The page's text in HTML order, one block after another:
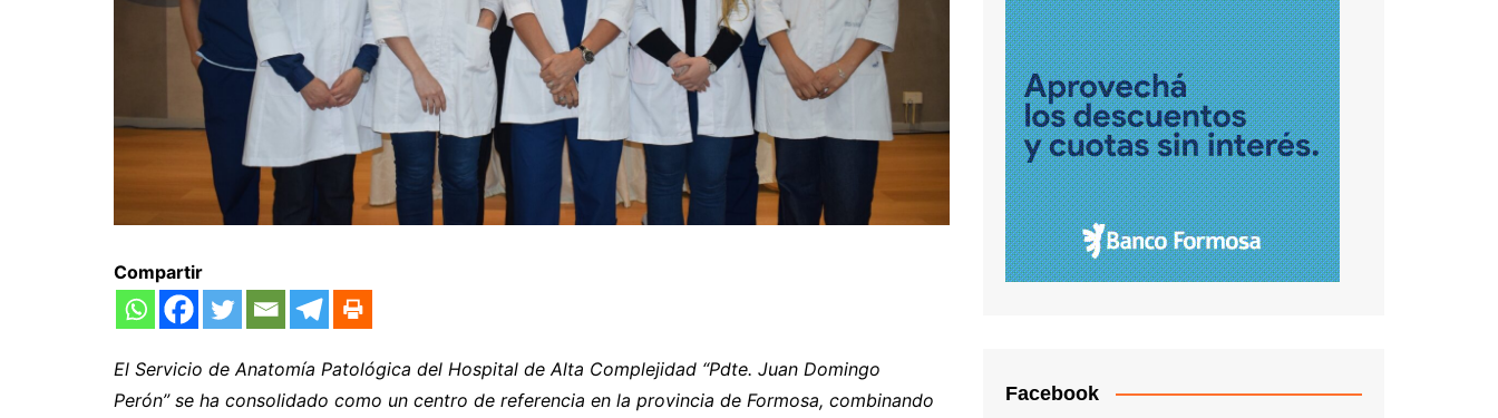
Compartir
El Servicio de Anatomía Patológica del Hospital de Alta Complejidad “Pdte. Juan Domingo
Perón” se ha consolidado como un centro de referencia en la provincia de Formosa, combinando
Facebook